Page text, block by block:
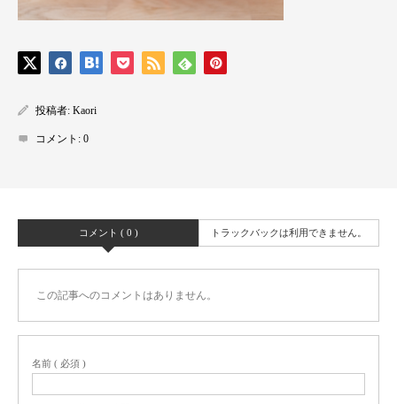
投稿者: Kaori
コメント: 0
コメント ( 0 ) トラックバックは利用できません。
この記事へのコメントはありません。
名前 ( 必須 )